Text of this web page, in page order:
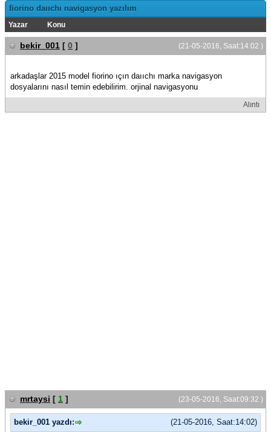
fiorino daııchı navigasyon yazılım
Yazar Konu
(21-05-2016, Saat:14:02 )
bekir_001 [ 0 ]
arkadaşlar 2015 model fiorino ıçın daııchı marka navigasyon
dosyalarını nasıl temin edebilirim. orjinal navigasyonu
Alıntı
(23-05-2016, Saat:09:32 )
mrtaysi [ 1 ]
(21-05-2016, Saat:14:02)
bekir_001 yazdı: